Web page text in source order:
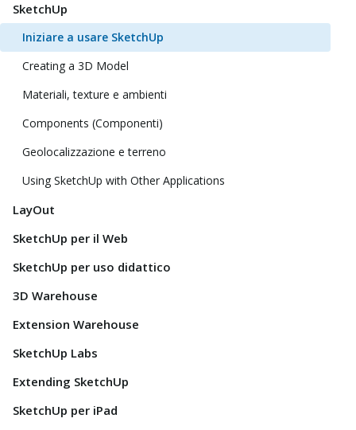
SketchUp
Iniziare a usare SketchUp
Creating a 3D Model
Materiali, texture e ambienti
Components (Componenti)
Geolocalizzazione e terreno
Using SketchUp with Other Applications
LayOut
SketchUp per il Web
SketchUp per uso didattico
3D Warehouse
Extension Warehouse
SketchUp Labs
Extending SketchUp
SketchUp per iPad